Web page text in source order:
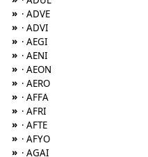
» · ADVE
» · ADVI
» · AEGI
» · AENI
» · AEON
» · AERO
» · AFFA
» · AFRI
» · AFTE
» · AFYO
» · AGAI